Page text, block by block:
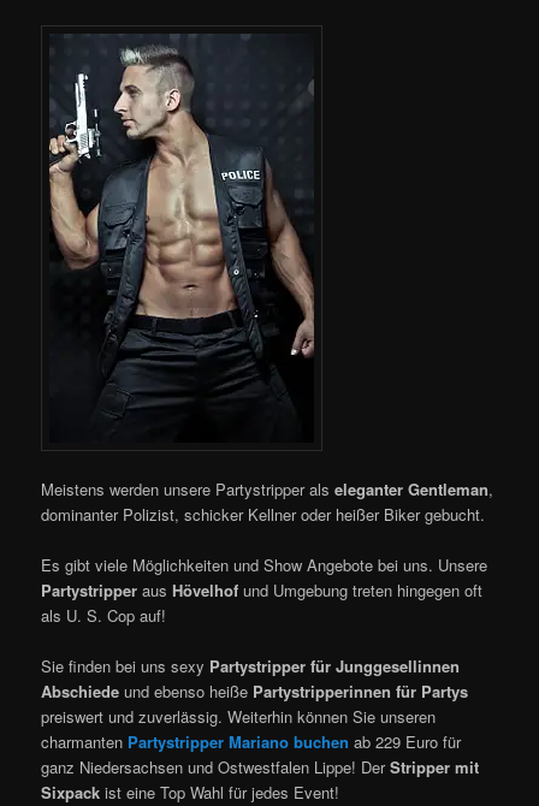
Meistens werden unsere Partystripper alseleganter Gentleman,
dominanter Polizist, schicker Kellner oder heißer Biker gebucht.
Es gibt viele Möglichkeiten und Show Angebote bei uns. Unsere
Partystripper aus Hövelhof und Umgebung treten hingegen oft
als U. S. Cop auf!
Sie finden bei uns sexy Partystripper fürJunggesellinnen
Abschiedeund ebenso heiße Partystripperinnen für Partys
preiswert und zuverlässig. Weiterhin können Sie unseren
charmanten Partystripper Mariano buchen ab 229 Euro für
ganz Niedersachsen und Ostwestfalen Lippe! DerStripper mit
Sixpack ist eine Top Wahl für jedes Event!